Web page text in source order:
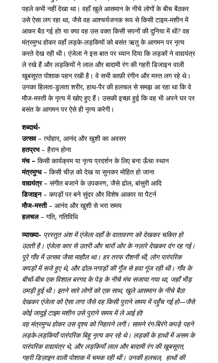
पहले कभी नहीं देखा था। वहाँ खुले आसमान के नीचे लोगों के बीच बैठकर
उसे ऐसा लग रहा था, जैसे वह आश्‍चर्यजनक रूप से किसी टाइम-मशीन में
आकर बैठ गई हो! या क्या वह उस वक्त किसी सपनों की दुनिया में थी? वह
मंत्रमुग्ध होकर वहाँ लड़के-लड़कियों को बसंत ऋतु के आगमन पर नृत्य
करते देख रही थी। एंजेला ने इस बात पर ध्यान दिया कि लड़कों ने वाद्ययंत्र
ले रखे हैं और लड़कियों ने लाल और बादामी रंग की गहरी डिजाइन वाली
खूबसूरत पोशाक पहन रखी है। वे सभी काफ़ी रंगीन और मस्त लग रहे थे।
उनका हिलता-डुलता शरीर, हाथ-पैर की हलचल से समझ आ रहा था कि वे
मौज-मस्ती के नृत्य में खोए हुए हैं। उसकी इच्छा हुई कि वह भी अपने घर पर
बसंत के आगमन पर ऐसे ही नृत्य करेगी।
शब्दार्थ-
उत्सव– त्योहार, आनंद और खुशी का अवसर
हतप्रभ– हैरान होना
मंच – किसी कार्यक्रम या नृत्य प्रदर्शन के लिए बना ऊँचा स्थान
मंत्रमुग्ध– किसी चीज़ को देख या सुनकर मोहित हो जाना
वाद्ययंत्र– संगीत बजाने के उपकरण, जैसे ढोल, बांसुरी आदि
डिजाइन– कपड़ों पर बने सुंदर और विशेष आकार या पैटर्न
मौज-मस्ती– आनंद और खुशी से भरा समय
हलचल– गति, गतिविधि
व्याख्या- प्रस्तुत अंश में एंजेला वहाँ के वातावरण को देखकर चकित हो
उठती है। एंजेला कार से उतरी और चारों ओर के नज़ारे देखकर दंग रह गई।
पूरे गाँव में उत्सव जैसा माहौल था। हर तरफ रौशनी थी, लोग पारंपरिक
कपड़ों में सजे हुए थे, और ढोल-नगाड़ों की गूँज से हवा गूंज रही थी। गाँव के
बीचों-बीच एक विशाल बरगद के पेड़ के नीचे मंच सजाया गया था, जहाँ भीड़
उमड़ी हुई थी। इतने सारे लोगों को एक साथ, खुले आसमान के नीचे बैठा
देखकर एंजेला को ऐसा लगा जैसे वह किसी पुराने समय में पहुँच गई हो—जैसे
कोई जादुई टाइम मशीन उसे पुराने समय में ले आई हो!
वह मंत्रमुग्ध होकर उस दृश्य को निहारने लगी। सामने रंग-बिरंगे कपड़े पहने
लड़के-लड़कियाँ पारंपरिक बिहू नृत्य कर रहे थे। लड़कों के हाथों में असम के
पारंपरिक वाद्ययंत्र थे, और लड़कियाँ लाल और बादामी रंग की खूबसूरत,
गहरी डिज़ाइन वाली पोशाक में चमक रही थीं। उनकी हलचल, हाथों की